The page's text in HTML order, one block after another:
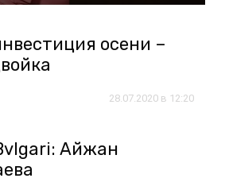
осени –
28.07.2020 в 12:20
Айжан